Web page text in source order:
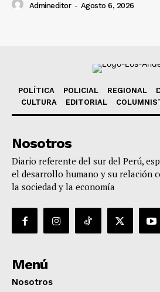
Admineditor - Agosto 6, 2026
POLÍTICA POLICIAL REGIONAL
CULTURA
EDITORIAL
Nosotros
Diario referente del sur del Perú,
el desarrollo humano y su relación
la sociedad y la economía
Menú
Nosotros